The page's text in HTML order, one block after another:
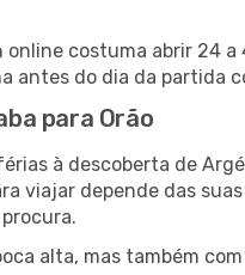
online costuma abrir 24
antes do dia da partida
para Orão
à descoberta de
viajar depende das
alta, mas também